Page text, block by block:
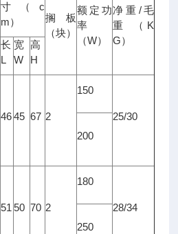
寸（c
m）
搁板
（块）
额定功
率
（W）
净重 /毛
重
（ K
G）
长
L
宽
W
高
H
46 45 67 2
150
25/30
200
51 50 70 2
180
28/34
250